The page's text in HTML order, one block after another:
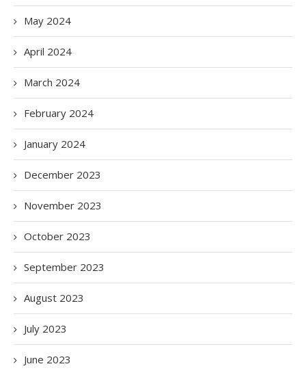
May 2024
April 2024
March 2024
February 2024
January 2024
December 2023
November 2023
October 2023
September 2023
August 2023
July 2023
June 2023